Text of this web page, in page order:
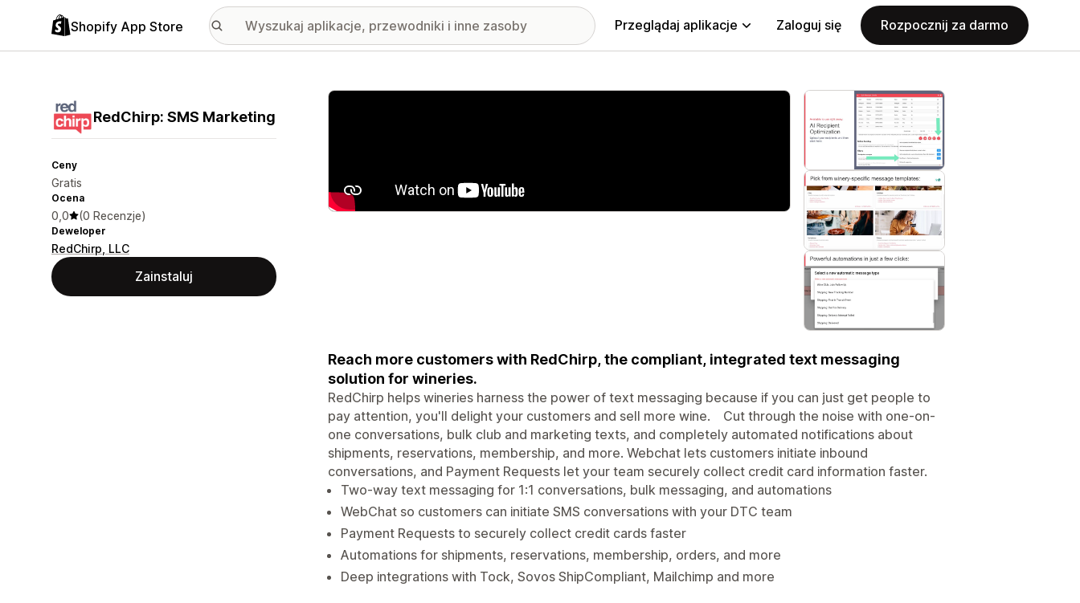
Shopify App Store Przeglądaj aplikacje Zaloguj się Rozpocznij za darmo
RedChirp: SMS Marketing
Ceny
Gratis
Ocena
0,0 (0 Recenzje)
Deweloper
RedChirp, LLC
Zainstaluj
Wyróżnione obrazy w galerii
Reach more customers with RedChirp, the compliant, integrated text messaging
solution for wineries.
RedChirp helps wineries harness the power of text messaging because if you can just get people to
pay attention, you'll delight your customers and sell more wine. Cut through the noise with one-on-
one conversations, bulk club and marketing texts, and completely automated notifications about
shipments, reservations, membership, and more. Webchat lets customers initiate inbound
conversations, and Payment Requests let your team securely collect credit card information faster.
Two-way text messaging for 1:1 conversations, bulk messaging, and automations
WebChat so customers can initiate SMS conversations with your DTC team
Payment Requests to securely collect credit cards faster
Automations for shipments, reservations, membership, orders, and more
Deep integrations with Tock, Sovos ShipCompliant, Mailchimp and more